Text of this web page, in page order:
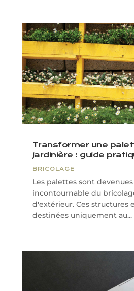
Transformer une
jardinière : guide
BRICOLAGE
Les palettes sont
incontournable du
d'extérieur. Ces structures
destinées uniquement au...